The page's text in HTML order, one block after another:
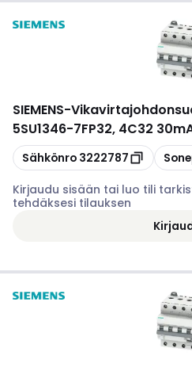
SIEMENS-
5SU1346-7FP32, 4C32
Kopioi
Sähkönro 3222787 Kopioi
Kirjaudu sisään tai luo tili
tehdäksesi tilauksen